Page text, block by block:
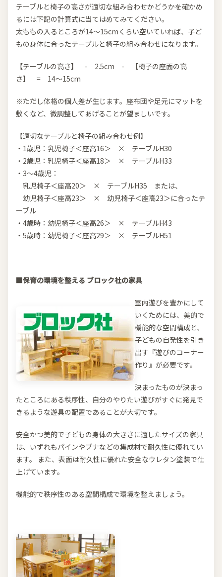
テーブルと椅子の高さが適切な組み合わせかどうかを確かめ
るには下記の計算式に当てはめてみてください。
太ももの入るところが14～15cmくらい空いていれば、子ど
もの身体に合ったテーブルと椅子の組み合わせになります。
【テーブルの高さ】 - 2.5cm - 【椅子の座面の高
さ】 = 14～15cm
※ただし体格の個人差が生じます。座布団や足元にマットを
敷くなど、微調整してあげることが望ましいです。
【適切なテーブルと椅子の組み合わせ例】
・1歳児：乳児椅子＜座高16＞ × テーブルH30
・2歳児：乳児椅子＜座高18＞ × テーブルH33
・3～4歳児：
乳児椅子＜座高20＞ × テーブルH35 または、
幼児椅子＜座高23＞ × 幼児椅子＜座高23＞に合ったテ
ーブル
・4歳時：幼児椅子＜座高26＞ × テーブルH43
・5歳時：幼児椅子＜座高29＞ × テーブルH51
■保育の環境を整える ブロック社の家具
室内遊びを豊かにして
いくためには、美的で
機能的な空間構成と、
子どもの自発性を引き
出す『遊びのコーナー
作り』が必要です。
決まったものが決まっ
たところにある秩序性、自分のやりたい遊びがすぐに発見で
きるような遊具の配置であることが大切です。
安全かつ美的で子どもの身体の大きさに適したサイズの家具
は、いずれもパインやブナなどの集成材で耐久性に優れてい
ます。 また、表面は耐久性に優れた安全なウレタン塗装で仕
上げています。
機能的で秩序性のある空間構成で環境を整えましょう。